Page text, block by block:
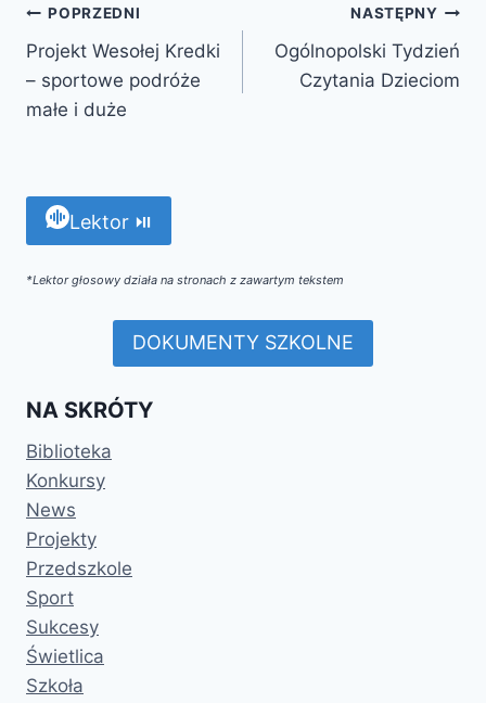
POPRZEDNI
Projekt Wesołej Kredki
– sportowe podróże
małe i duże
NASTĘPNY
Ogólnopolski Tydzień
Czytania Dzieciom
Lektor ⏯
*Lektor głosowy działa na stronach z zawartym tekstem
DOKUMENTY SZKOLNE
NA SKRÓTY
Biblioteka
Konkursy
News
Projekty
Przedszkole
Sport
Sukcesy
Świetlica
Szkoła